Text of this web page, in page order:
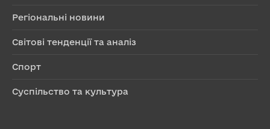
Регіональні новини
Світові тенденції та аналіз
Спорт
Суспільство та культура